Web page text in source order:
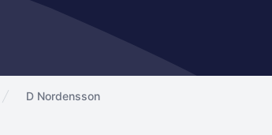
D Nordensson